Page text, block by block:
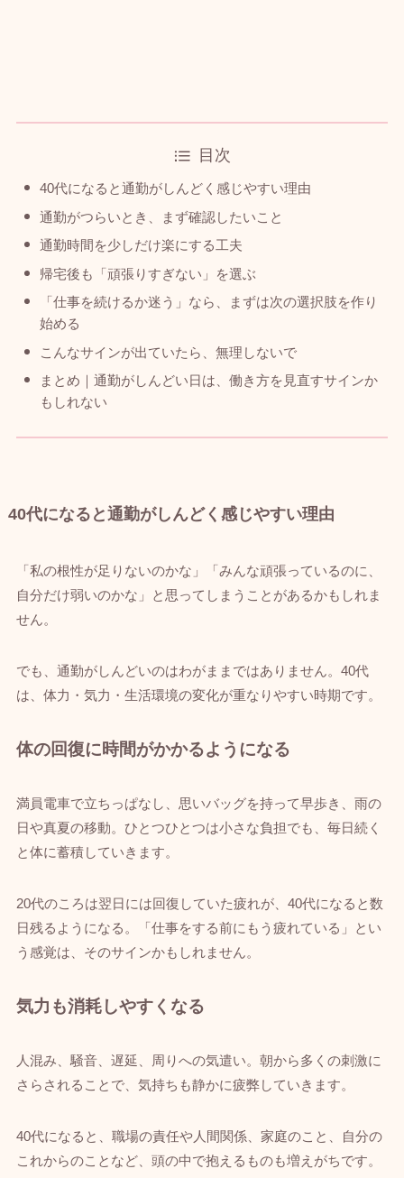
目次
40代になると通勤がしんどく感じやすい理由
通勤がつらいとき、まず確認したいこと
通勤時間を少しだけ楽にする工夫
帰宅後も「頑張りすぎない」を選ぶ
「仕事を続けるか迷う」なら、まずは次の選択肢を作り
始める
こんなサインが出ていたら、無理しないで
まとめ｜通勤がしんどい日は、働き方を見直すサインか
もしれない
40代になると通勤がしんどく感じやすい理由
「私の根性が足りないのかな」「みんな頑張っているのに、
自分だけ弱いのかな」と思ってしまうことがあるかもしれま
せん。
でも、通勤がしんどいのはわがままではありません。40代
は、体力・気力・生活環境の変化が重なりやすい時期です。
体の回復に時間がかかるようになる
満員電車で立ちっぱなし、思いバッグを持って早歩き、雨の
日や真夏の移動。ひとつひとつは小さな負担でも、毎日続く
と体に蓄積していきます。
20代のころは翌日には回復していた疲れが、40代になると数
日残るようになる。「仕事をする前にもう疲れている」とい
う感覚は、そのサインかもしれません。
気力も消耗しやすくなる
人混み、騒音、遅延、周りへの気遣い。朝から多くの刺激に
さらされることで、気持ちも静かに疲弊していきます。
40代になると、職場の責任や人間関係、家庭のこと、自分の
これからのことなど、頭の中で抱えるものも増えがちです。